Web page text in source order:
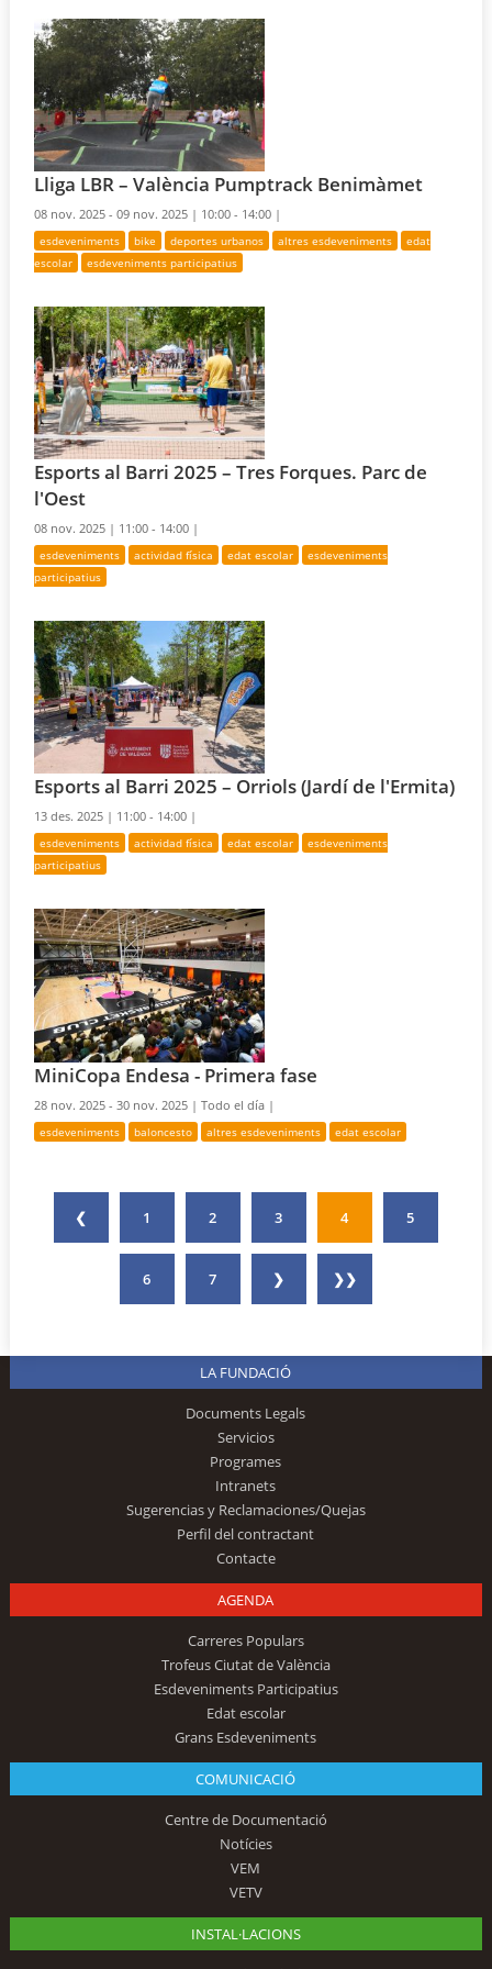
Lliga LBR – València Pumptrack Benimàmet
08 nov. 2025 - 09 nov. 2025 | 10:00 - 14:00 |
esdeveniments bike deportes urbanos altres esdeveniments
edat
escolar
esdeveniments participatius
Esports al Barri 2025 – Tres Forques. Parc de
l'Oest
08 nov. 2025 | 11:00 - 14:00 |
esdeveniments actividad física edat escolar
esdeveniments
participatius
Esports al Barri 2025 – Orriols (Jardí de l'Ermita)
13 des. 2025 | 11:00 - 14:00 |
esdeveniments actividad física edat escolar
esdeveniments
participatius
MiniCopa Endesa - Primera fase
28 nov. 2025 - 30 nov. 2025 |Todo el día |
esdeveniments baloncesto altres esdeveniments edat escolar
❮ 1 2 3 4 5
6 7 ❯ ❯❯
LA FUNDACIÓ
Documents Legals
Servicios
Programes
Intranets
Sugerencias y Reclamaciones/Quejas
Perfil del contractant
Contacte
AGENDA
Carreres Populars
Trofeus Ciutat de València
Esdeveniments Participatius
Edat escolar
Grans Esdeveniments
COMUNICACIÓ
Centre de Documentació
Notícies
VEM
VETV
INSTAL·LACIONS